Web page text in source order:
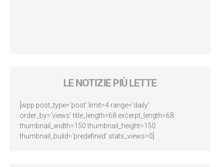
LE NOTIZIE PIÙ LETTE
[wpp post_type='post' limit=4 range='daily'
order_by='views' title_length=68 excerpt_length=68
thumbnail_width=150 thumbnail_height=150
thumbnail_build='predefined' stats_views=0]